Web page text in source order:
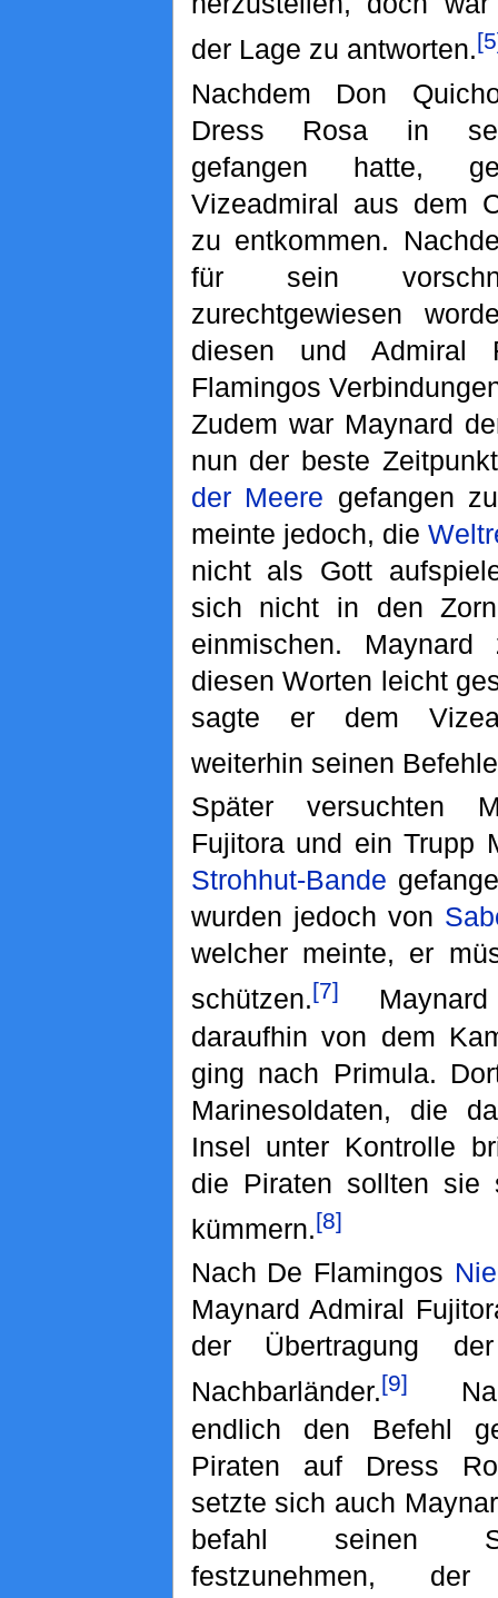
der Lage zu antworten.
Nachdem Don
Dress Rosa in
gefangen hatte,
Vizeadmiral aus dem
zu entkommen.
für sein
zurechtgewiesen
diesen und Admiral
Flamingos
Zudem war Maynard
nun der beste
der Meere gefangen
meinte jedoch, die
nicht als Gott
sich nicht in den
einmischen.
diesen Worten leicht
sagte er dem
weiterhin seinen
Später versuchten
Fujitora und ein Trupp
Strohhut-Bande
wurden jedoch von
welcher meinte, er
schützen.[7]
daraufhin von dem
ging nach Primula.
Marinesoldaten, die
Insel unter Kontrolle
die Piraten sollten sie
kümmern.[8]
Nach De Flamingos
Maynard Admiral
der Übertragung
Nachbarländer.[9]
endlich den Befehl
Piraten auf Dress
setzte sich auch
befahl seinen
festzunehmen, der